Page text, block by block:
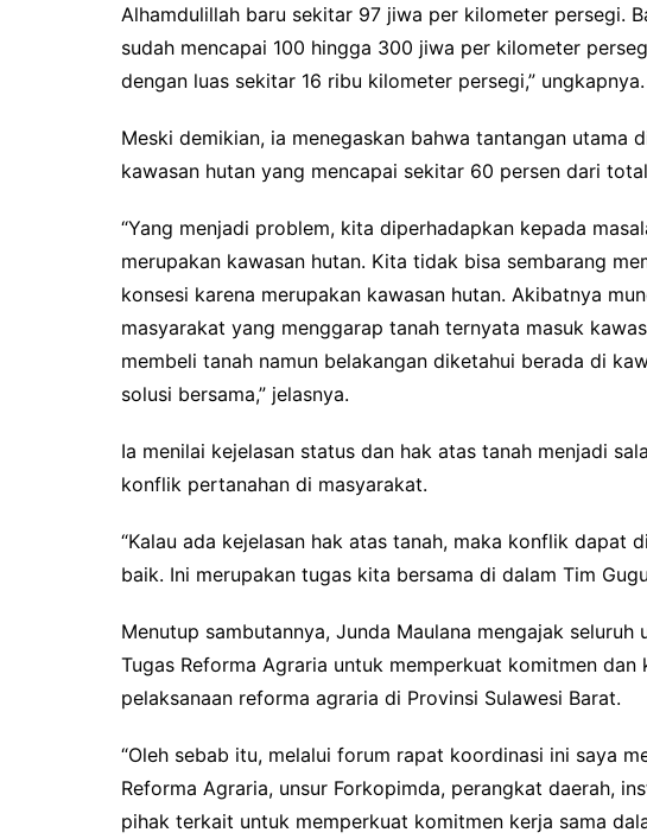
Alhamdulillah baru sekitar 97 jiwa per kilometer persegi.
sudah mencapai 100 hingga 300 jiwa per kilometer
dengan luas sekitar 16 ribu kilometer persegi,” ungkapnya.
Meski demikian, ia menegaskan bahwa tantangan utama
kawasan hutan yang mencapai sekitar 60 persen dari
“Yang menjadi problem, kita diperhadapkan kepada
merupakan kawasan hutan. Kita tidak bisa sembarang
konsesi karena merupakan kawasan hutan. Akibatnya
masyarakat yang menggarap tanah ternyata masuk
membeli tanah namun belakangan diketahui berada di
solusi bersama,” jelasnya.
Ia menilai kejelasan status dan hak atas tanah menjadi
konflik pertanahan di masyarakat.
“Kalau ada kejelasan hak atas tanah, maka konflik dapat
baik. Ini merupakan tugas kita bersama di dalam Tim
Menutup sambutannya, Junda Maulana mengajak
Tugas Reforma Agraria untuk memperkuat komitmen dan
pelaksanaan reforma agraria di Provinsi Sulawesi Barat.
“Oleh sebab itu, melalui forum rapat koordinasi ini saya
Reforma Agraria, unsur Forkopimda, perangkat daerah,
pihak terkait untuk memperkuat komitmen kerja sama